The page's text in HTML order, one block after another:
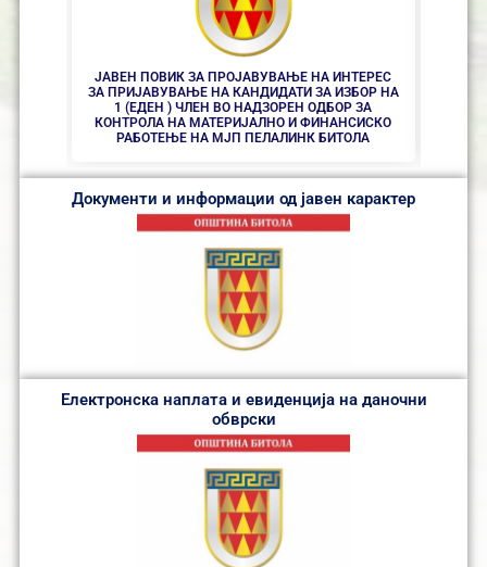
ЈАВЕН ПОВИК ЗА ПРОЈАВУВАЊЕ НА ИНТЕРЕС
ЗА ПРИЈАВУВАЊЕ НА КАНДИДАТИ ЗА ИЗБОР НА
1 (ЕДЕН ) ЧЛЕН ВО НАДЗОРЕН ОДБОР ЗА
КОНТРОЛА НА МАТЕРИЈАЛНО И ФИНАНСИСКО
РАБОТЕЊЕ НА МЈП ПЕЛАЛИНК БИТОЛА
Документи и информации од јавен карактер
Електронска наплата и евиденција на даночни
обврски